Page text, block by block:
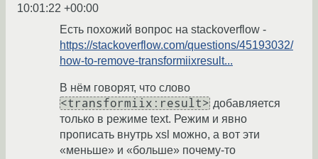
10:01:22 +00:00
Есть похожий вопрос на stackoverflow -
https://stackoverflow.com/questions/45193032/
how-to-remove-transformiixresult...
В нём говорят, что слово
<transformiix:result> добавляется
только в режиме text. Режим и явно
прописать внутрь xsl можно, а вот эти
«меньше» и «больше» почему-то